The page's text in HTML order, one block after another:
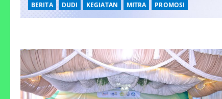
BERITA DUDI KEGIATAN MITRA PROMOSI